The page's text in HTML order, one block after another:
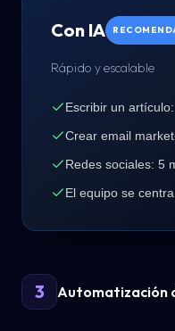
Con IA
Rápido y escalable
Escribir un
Crear email
Redes sociales: 5
El equipo se
3 Automatización